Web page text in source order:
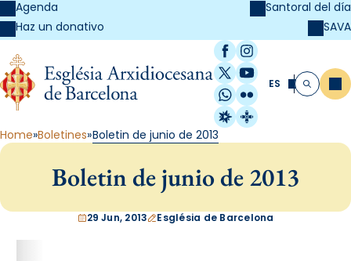
Agenda
Haz un donativo
Santoral del día
SAVA
Facebook
Instagram
X / Twitter
YouTube
WhatsApp
Flickr
Radio Estel
Catalunya
ES Buscar
Home Boletines Boletin de junio de 2013
Boletin de junio de 2013
29 Jun, 2013 Església de Barcelona